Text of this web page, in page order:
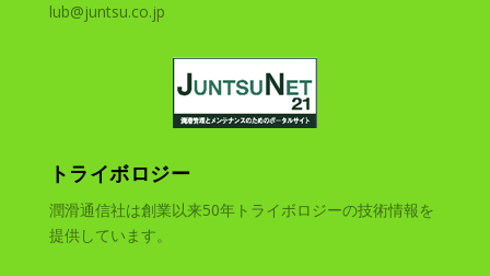
lub@juntsu.co.jp
トライボロジー
潤滑通信社は創業以来50年トライボロジーの技術情報を
提供しています。